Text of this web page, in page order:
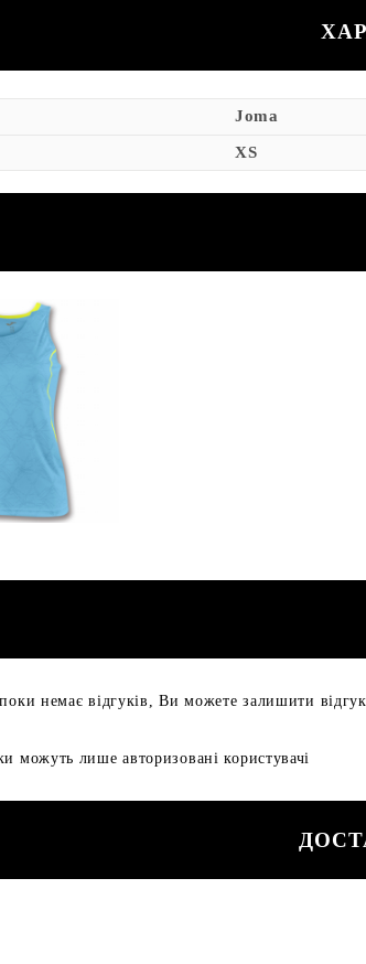
Joma
XS
немає відгуків, Ви можете залишити відгук
можуть лише авторизовані користувачі